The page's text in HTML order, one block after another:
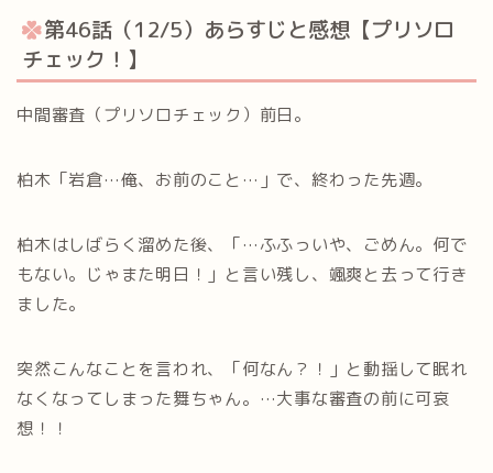
第46話（12/5）あらすじと感想【プリソロ
チェック！】
中間審査（プリソロチェック）前日。
柏木「岩倉…俺、お前のこと…」で、終わった先週。
柏木はしばらく溜めた後、「…ふふっいや、ごめん。何で
もない。じゃまた明日！」と言い残し、颯爽と去って行き
ました。
突然こんなことを言われ、「何なん？！」と動揺して眠れ
なくなってしまった舞ちゃん。…大事な審査の前に可哀
想！！